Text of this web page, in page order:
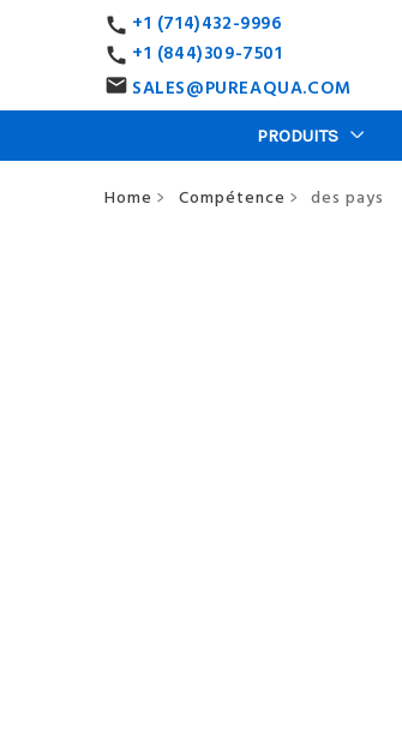
call +1 (714)432-9996
call +1 (844)309-7501
email SALES@PUREAQUA.COM
PRODUITS
Home > Compétence > des pays